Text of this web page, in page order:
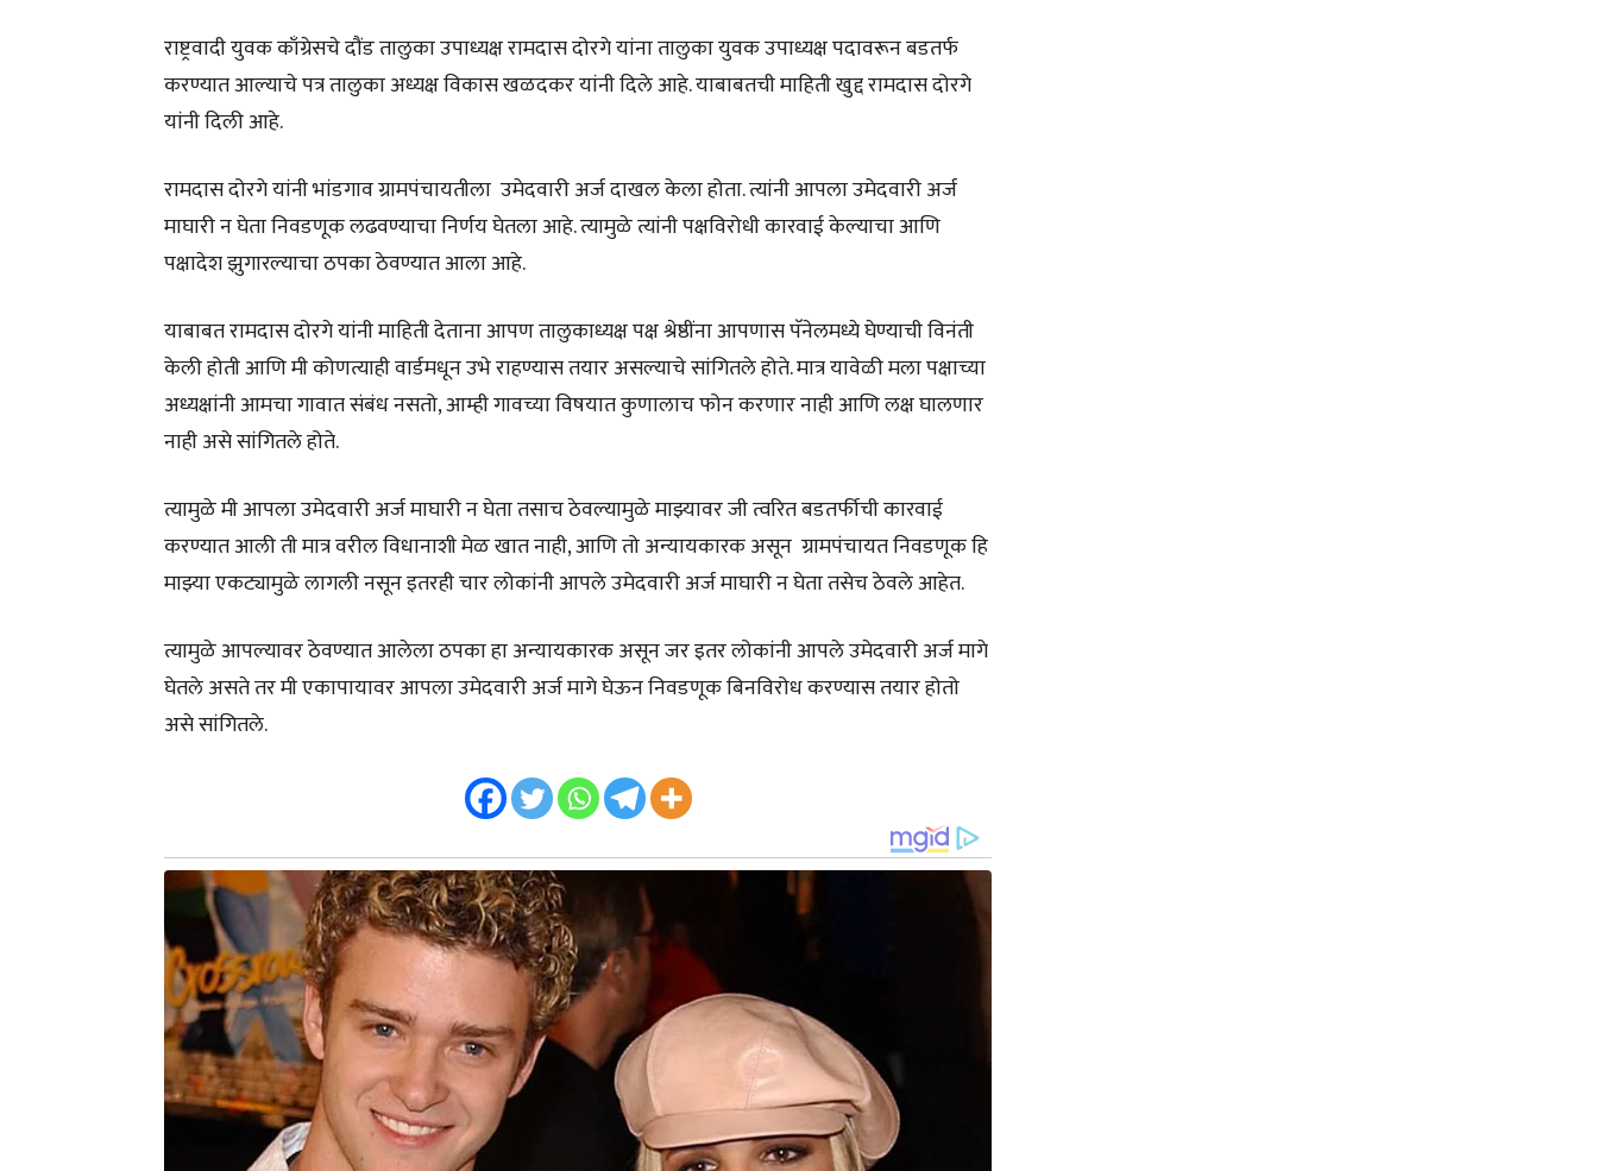
राष्ट्रवादी युवक काँग्रेसचे दौंड तालुका उपाध्यक्ष रामदास दोरगे यांना तालुका युवक उपाध्यक्ष पदावरून बडतर्फ
करण्यात आल्याचे पत्र तालुका अध्यक्ष विकास खळदकर यांनी दिले आहे. याबाबतची माहिती खुद्द रामदास दोरगे
यांनी दिली आहे.
रामदास दोरगे यांनी भांडगाव ग्रामपंचायतीला उमेदवारी अर्ज दाखल केला होता. त्यांनी आपला उमेदवारी अर्ज
माघारी न घेता निवडणूक लढवण्याचा निर्णय घेतला आहे. त्यामुळे त्यांनी पक्षविरोधी कारवाई केल्याचा आणि
पक्षादेश झुगारल्याचा ठपका ठेवण्यात आला आहे.
याबाबत रामदास दोरगे यांनी माहिती देताना आपण तालुकाध्यक्ष पक्ष श्रेष्ठींना आपणास पॅनेलमध्ये घेण्याची विनंती
केली होती आणि मी कोणत्याही वार्डमधून उभे राहण्यास तयार असल्याचे सांगितले होते. मात्र यावेळी मला पक्षाच्या
अध्यक्षांनी आमचा गावात संबंध नसतो, आम्ही गावच्या विषयात कुणालाच फोन करणार नाही आणि लक्ष घालणार
नाही असे सांगितले होते.
त्यामुळे मी आपला उमेदवारी अर्ज माघारी न घेता तसाच ठेवल्यामुळे माझ्यावर जी त्वरित बडतर्फीची कारवाई
करण्यात आली ती मात्र वरील विधानाशी मेळ खात नाही, आणि तो अन्यायकारक असून ग्रामपंचायत निवडणूक हि
माझ्या एकट्यामुळे लागली नसून इतरही चार लोकांनी आपले उमेदवारी अर्ज माघारी न घेता तसेच ठेवले आहेत.
त्यामुळे आपल्यावर ठेवण्यात आलेला ठपका हा अन्यायकारक असून जर इतर लोकांनी आपले उमेदवारी अर्ज मागे
घेतले असते तर मी एकापायावर आपला उमेदवारी अर्ज मागे घेऊन निवडणूक बिनविरोध करण्यास तयार होतो
असे सांगितले.